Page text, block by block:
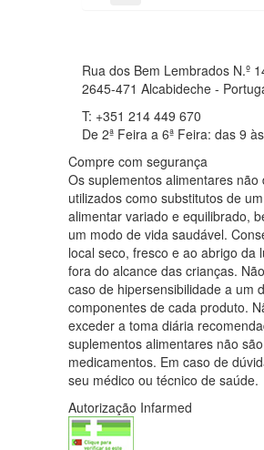
Rua dos Bem Lembrados N.º
2645-471 Alcabideche -
T: +351 214 449 670
De 2ª Feira a 6ª Feira: das 9
Compre com segurança
Os suplementos alimentares não
utilizados como substitutos de
alimentar variado e equilibrado,
um modo de vida saudável.
local seco, fresco e ao abrigo da
fora do alcance das crianças.
caso de hipersensibilidade a um
componentes de cada produto.
exceder a toma diária
suplementos alimentares não são
medicamentos. Em caso de
seu médico ou técnico de saúde.
Autorização Infarmed